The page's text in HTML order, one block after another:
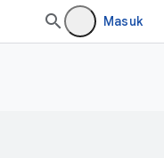
Masuk